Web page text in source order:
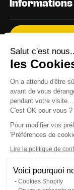
Informations
INSCRIVEZ
Rejoignez notre
votre boîte mail !
J’accepte
recevoir
Salut c'est
les
On a attendu d'être
avant de vous
pendant votre visite...
C'est OK pour vous ?
Pour modifier vos
'Préférences de
Lire la politique de
Voici pourquoi
Cookies Shopify